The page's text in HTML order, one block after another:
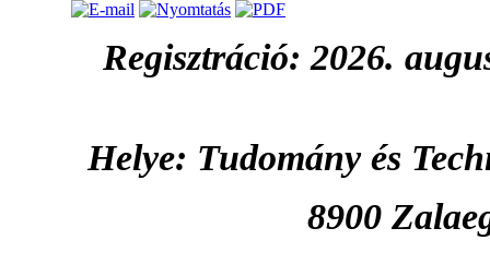
Regisztráció: 2026.
Helye: Tudomány és
8900